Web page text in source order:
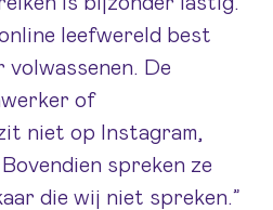
leefwereld best
De
of
niet op Instagram,
spreken ze
die wij niet spreken.”